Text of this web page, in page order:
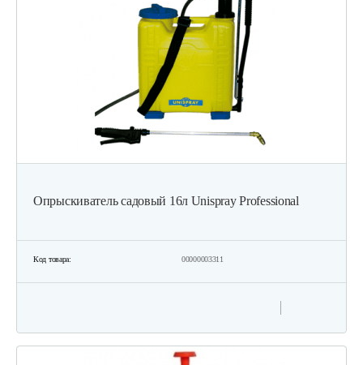
Опрыскиватель садовый 16л Unispray Professional
Код товара: 00000003311